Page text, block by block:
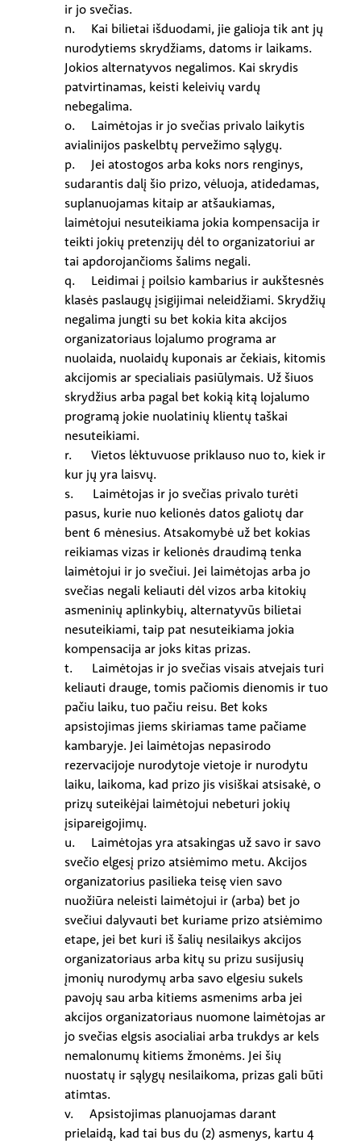
ir jo svečias.
n. Kai bilietai išduodami, jie galioja tik ant jų
nurodytiems skrydžiams, datoms ir laikams.
Jokios alternatyvos negalimos. Kai skrydis
patvirtinamas, keisti keleivių vardų
nebegalima.
o. Laimėtojas ir jo svečias privalo laikytis
avialinijos paskelbtų pervežimo sąlygų.
p. Jei atostogos arba koks nors renginys,
sudarantis dalį šio prizo, vėluoja, atidedamas,
suplanuojamas kitaip ar atšaukiamas,
laimėtojui nesuteikiama jokia kompensacija ir
teikti jokių pretenzijų dėl to organizatoriui ar
tai apdorojančioms šalims negali.
q. Leidimai į poilsio kambarius ir aukštesnės
klasės paslaugų įsigijimai neleidžiami. Skrydžių
negalima jungti su bet kokia kita akcijos
organizatoriaus lojalumo programa ar
nuolaida, nuolaidų kuponais ar čekiais, kitomis
akcijomis ar specialiais pasiūlymais. Už šiuos
skrydžius arba pagal bet kokią kitą lojalumo
programą jokie nuolatinių klientų taškai
nesuteikiami.
r. Vietos lėktuvuose priklauso nuo to, kiek ir
kur jų yra laisvų.
s. Laimėtojas ir jo svečias privalo turėti
pasus, kurie nuo kelionės datos galiotų dar
bent 6 mėnesius. Atsakomybė už bet kokias
reikiamas vizas ir kelionės draudimą tenka
laimėtojui ir jo svečiui. Jei laimėtojas arba jo
svečias negali keliauti dėl vizos arba kitokių
asmeninių aplinkybių, alternatyvūs bilietai
nesuteikiami, taip pat nesuteikiama jokia
kompensacija ar joks kitas prizas.
t. Laimėtojas ir jo svečias visais atvejais turi
keliauti drauge, tomis pačiomis dienomis ir tuo
pačiu laiku, tuo pačiu reisu. Bet koks
apsistojimas jiems skiriamas tame pačiame
kambaryje. Jei laimėtojas nepasirodo
rezervacijoje nurodytoje vietoje ir nurodytu
laiku, laikoma, kad prizo jis visiškai atsisakė, o
prizų suteikėjai laimėtojui nebeturi jokių
įsipareigojimų.
u. Laimėtojas yra atsakingas už savo ir savo
svečio elgesį prizo atsiėmimo metu. Akcijos
organizatorius pasilieka teisę vien savo
nuožiūra neleisti laimėtojui ir (arba) bet jo
svečiui dalyvauti bet kuriame prizo atsiėmimo
etape, jei bet kuri iš šalių nesilaikys akcijos
organizatoriaus arba kitų su prizu susijusių
įmonių nurodymų arba savo elgesiu sukels
pavojų sau arba kitiems asmenims arba jei
akcijos organizatoriaus nuomone laimėtojas ar
jo svečias elgsis asocialiai arba trukdys ar kels
nemalonumų kitiems žmonėms. Jei šių
nuostatų ir sąlygų nesilaikoma, prizas gali būti
atimtas.
v. Apsistojimas planuojamas darant
prielaidą, kad tai bus du (2) asmenys, kartu 4